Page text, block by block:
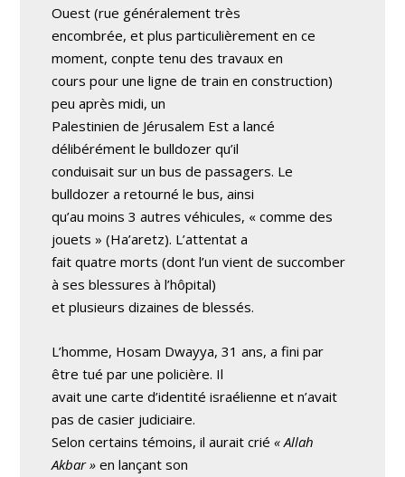
Ouest (rue généralement très
encombrée, et plus particulièrement en ce
moment, conpte tenu des travaux en
cours pour une ligne de train en construction)
peu après midi, un
Palestinien de Jérusalem Est a lancé
délibérément le bulldozer qu’il
conduisait sur un bus de passagers. Le
bulldozer a retourné le bus, ainsi
qu’au moins 3 autres véhicules, « comme des
jouets » (Ha’aretz). L’attentat a
fait quatre morts (dont l’un vient de succomber
à ses blessures à l’hôpital)
et plusieurs dizaines de blessés.
L’homme, Hosam Dwayya, 31 ans, a fini par
être tué par une policière. Il
avait une carte d’identité israélienne et n’avait
pas de casier judiciaire.
Selon certains témoins, il aurait crié« Allah
Akbar » en lançant son